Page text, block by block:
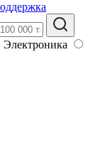
Электроника